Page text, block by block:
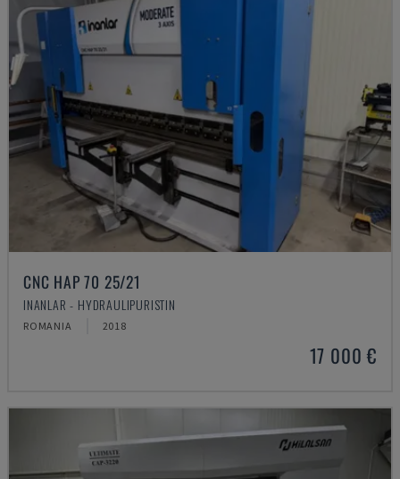
CNC HAP 70 25/21
INANLAR - HYDRAULIPURISTIN
ROMANIA 2018
17 000 €